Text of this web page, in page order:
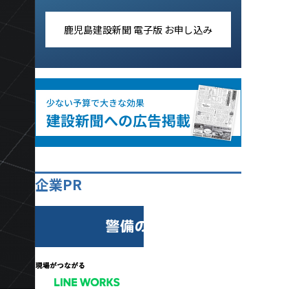
鹿児島建設新聞 電子版 お申し込み
企業PR